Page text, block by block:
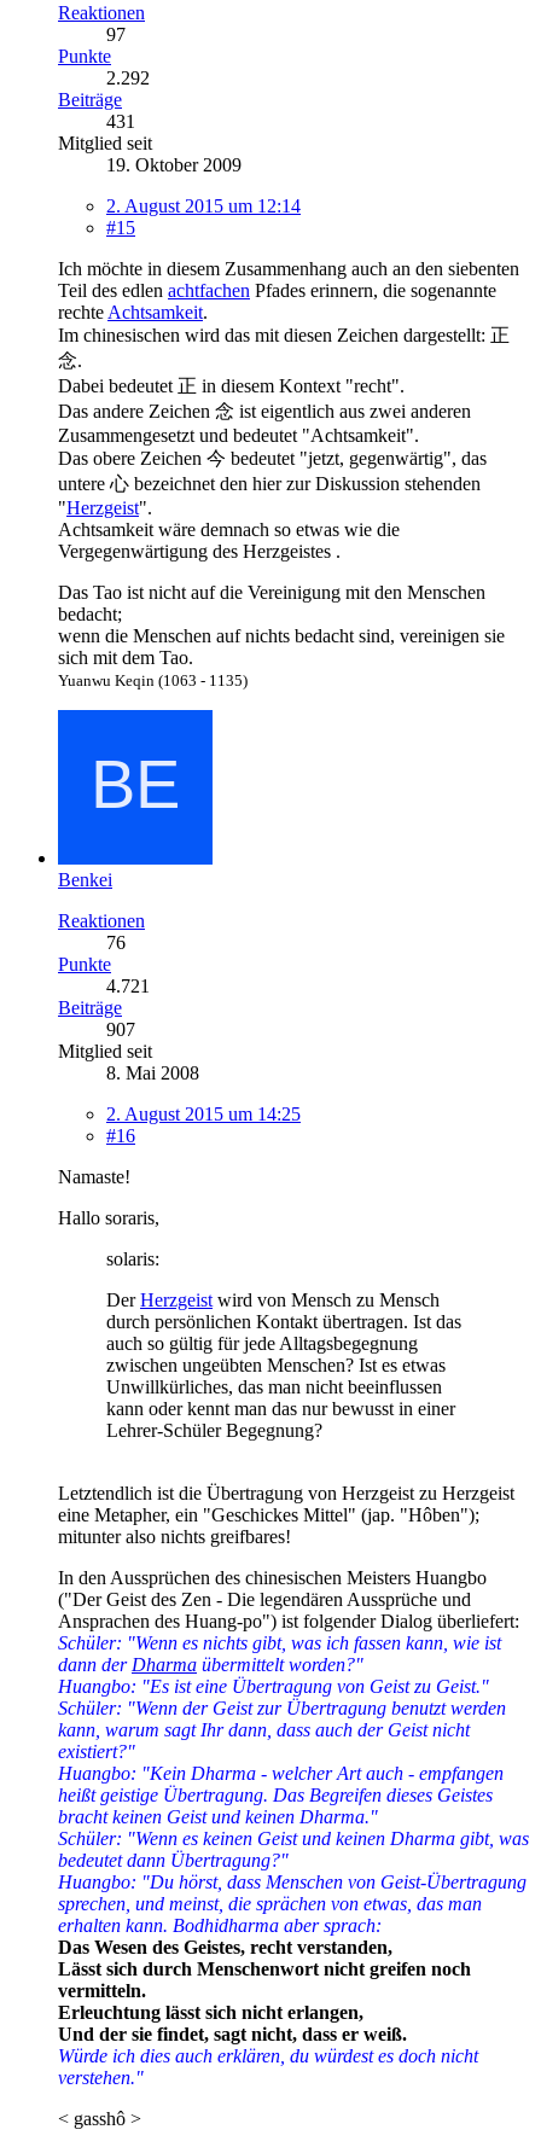
Reaktionen
97
Punkte
2.292
Beiträge
431
Mitglied seit
19. Oktober 2009
2. August 2015 um 12:14
#15
Ich möchte in diesem Zusammenhang auch an den siebenten
Teil des edlen achtfachen Pfades erinnern, die sogenannte
rechte Achtsamkeit.
Im chinesischen wird das mit diesen Zeichen dargestellt: 正
念.
Dabei bedeutet 正 in diesem Kontext "recht".
Das andere Zeichen 念 ist eigentlich aus zwei anderen
Zusammengesetzt und bedeutet "Achtsamkeit".
Das obere Zeichen 今 bedeutet "jetzt, gegenwärtig", das
untere 心 bezeichnet den hier zur Diskussion stehenden
"Herzgeist".
Achtsamkeit wäre demnach so etwas wie die
Vergegenwärtigung des Herzgeistes .
Das Tao ist nicht auf die Vereinigung mit den Menschen
bedacht;
wenn die Menschen auf nichts bedacht sind, vereinigen sie
sich mit dem Tao.
Yuanwu Keqin (1063 - 1135)
Benkei
Reaktionen
76
Punkte
4.721
Beiträge
907
Mitglied seit
8. Mai 2008
2. August 2015 um 14:25
#16
Namaste!
Hallo soraris,
solaris:
DerHerzgeist wird von Mensch zu Mensch
durch persönlichen Kontakt übertragen. Ist das
auch so gültig für jede Alltagsbegegnung
zwischen ungeübten Menschen? Ist es etwas
Unwillkürliches, das man nicht beeinflussen
kann oder kennt man das nur bewusst in einer
Lehrer-Schüler Begegnung?
Letztendlich ist die Übertragung von Herzgeist zu Herzgeist
eine Metapher, ein "Geschickes Mittel" (jap. "Hôben");
mitunter also nichts greifbares!
In den Aussprüchen des chinesischen Meisters Huangbo
("Der Geist des Zen - Die legendären Aussprüche und
Ansprachen des Huang-po") ist folgender Dialog überliefert:
Schüler: "Wenn es nichts gibt, was ich fassen kann, wie ist
dann der Dharma übermittelt worden?"
Huangbo: "Es ist eine Übertragung von Geist zu Geist."
Schüler: "Wenn der Geist zur Übertragung benutzt werden
kann, warum sagt Ihr dann, dass auch der Geist nicht
existiert?"
Huangbo: "Kein Dharma - welcher Art auch - empfangen
heißt geistige Übertragung. Das Begreifen dieses Geistes
bracht keinen Geist und keinen Dharma."
Schüler: "Wenn es keinen Geist und keinen Dharma gibt, was
bedeutet dann Übertragung?"
Huangbo: "Du hörst, dass Menschen von Geist-Übertragung
sprechen, und meinst, die sprächen von etwas, das man
erhalten kann. Bodhidharma aber sprach:
Das Wesen des Geistes, recht verstanden,
Lässt sich durch Menschenwort nicht greifen noch
vermitteln.
Erleuchtung lässt sich nicht erlangen,
Und der sie findet, sagt nicht, dass er weiß.
Würde ich dies auch erklären, du würdest es doch nicht
verstehen."
< gasshô >